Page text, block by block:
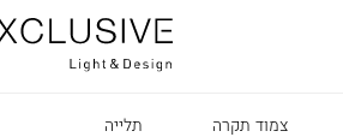
צמוד תקרה תלייה